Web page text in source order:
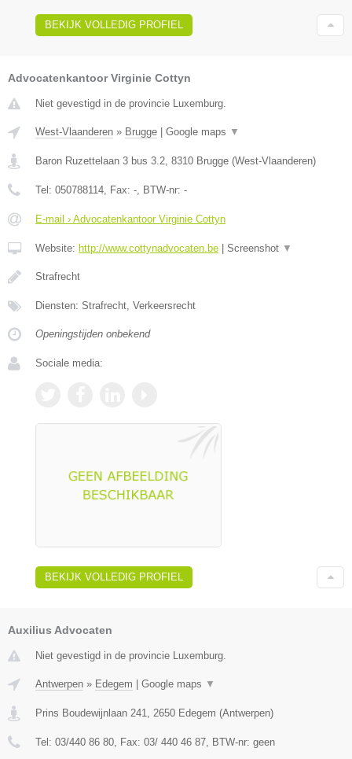
BEKIJK VOLLEDIG PROFIEL
Advocatenkantoor Virginie Cottyn
Niet gevestigd in de provincie Luxemburg.
West-Vlaanderen » Brugge Google maps ▼
Baron Ruzettelaan 3 bus 3.2 8310 Brugge (West-Vlaanderen)
Tel: 050788114 , Fax: - , BTW-nr: -
E-mail › Advocatenkantoor Virginie Cottyn
Website: http://www.cottynadvocaten.be Screenshot ▼
Strafrecht
Diensten: Strafrecht, Verkeersrecht
Openingstijden onbekend
Sociale media:
BEKIJK VOLLEDIG PROFIEL
Auxilius Advocaten
Niet gevestigd in de provincie Luxemburg.
Antwerpen » Edegem Google maps ▼
Prins Boudewijnlaan 241, 2650 Edegem (Antwerpen)
Tel: 03/440 86 80, Fax: 03/ 440 46 87, BTW-nr: geen